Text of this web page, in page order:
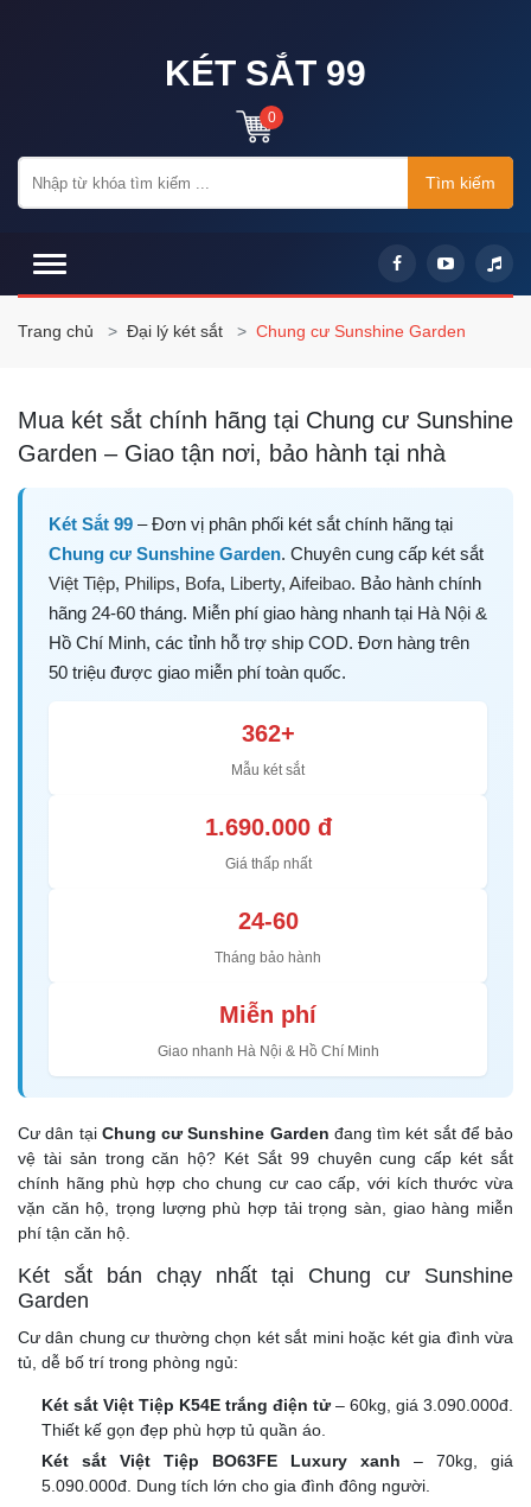
KÉT SẮT 99
0
Tìm kiếm
Trang chủ Đại lý két sắt Chung cư Sunshine Garden
Mua két sắt chính hãng tại Chung cư Sunshine
Garden – Giao tận nơi, bảo hành tại nhà
Két Sắt 99 – Đơn vị phân phối két sắt chính hãng tại
Chung cư Sunshine Garden. Chuyên cung cấp két sắt
Việt Tiệp, Philips, Bofa, Liberty, Aifeibao. Bảo hành chính
hãng 24-60 tháng. Miễn phí giao hàng nhanh tại Hà Nội &
Hồ Chí Minh, các tỉnh hỗ trợ ship COD. Đơn hàng trên
50 triệu được giao miễn phí toàn quốc.
362+
Mẫu két sắt
1.690.000 đ
Giá thấp nhất
24-60
Tháng bảo hành
Miễn phí
Giao nhanh Hà Nội & Hồ Chí Minh
Cư dân tại Chung cư Sunshine Garden đang tìm két sắt để bảo
vệ tài sản trong căn hộ? Két Sắt 99 chuyên cung cấp két sắt
chính hãng phù hợp cho chung cư cao cấp, với kích thước vừa
vặn căn hộ, trọng lượng phù hợp tải trọng sàn, giao hàng miễn
phí tận căn hộ.
Két sắt bán chạy nhất tại Chung cư Sunshine
Garden
Cư dân chung cư thường chọn két sắt mini hoặc két gia đình vừa
tủ, dễ bố trí trong phòng ngủ:
Két sắt Việt Tiệp K54E trắng điện tử– 60kg, giá 3.090.000đ.
Thiết kế gọn đẹp phù hợp tủ quần áo.
Két sắt Việt Tiệp BO63FE Luxury xanh – 70kg, giá
5.090.000đ. Dung tích lớn cho gia đình đông người.